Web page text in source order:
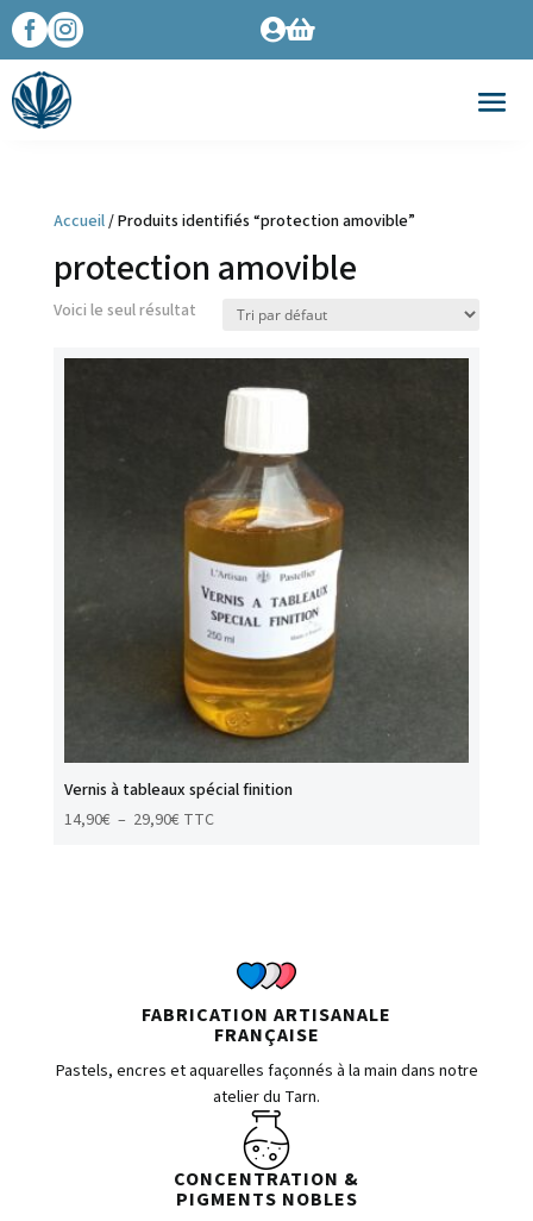
 
Accueil/ Produits identifiés “protection amovible”
protection amovible
Voici le seul résultat
Vernis à tableaux spécial finition
14,90€ – 29,90€Plage
TTC
FABRICATION ARTISANALE
FRANÇAISE
Pastels, encres et aquarelles façonnés à la main dans notre
atelier du Tarn.
CONCENTRATION &
PIGMENTS NOBLES